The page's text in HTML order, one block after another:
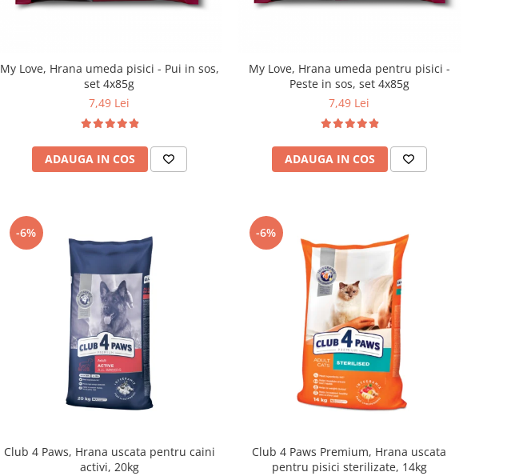
My Love, Hrana umeda pisici - Pui in sos,
set 4x85g
7,49 Lei
ADAUGA IN COS
My Love, Hrana umeda pentru pisici -
Peste in sos, set 4x85g
7,49 Lei
ADAUGA IN COS
-6%
Club 4 Paws, Hrana uscata pentru caini
activi, 20kg
-6%
Club 4 Paws Premium, Hrana uscata
pentru pisici sterilizate, 14kg